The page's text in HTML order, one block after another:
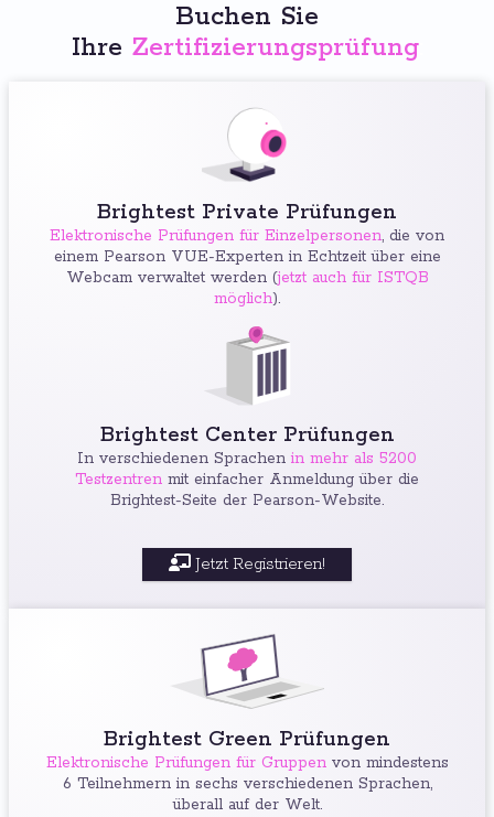
Buchen Sie
Ihre Zertifizierungsprüfung:
Brightest Private Prüfungen
Elektronische Prüfungen für Einzelpersonen, die von
einem Pearson VUE-Experten in Echtzeit über eine
Webcam verwaltet werden (jetzt auch für ISTQB
möglich).
Brightest Center Prüfungen
In verschiedenen Sprachen in mehr als 5200
Testzentren mit einfacher Anmeldung über die
Brightest-Seite der Pearson-Website.
Jetzt Registrieren!
Brightest Green Prüfungen
Elektronische Prüfungen für Gruppenvon mindestens
6 Teilnehmern in sechs verschiedenen Sprachen,
überall auf der Welt.